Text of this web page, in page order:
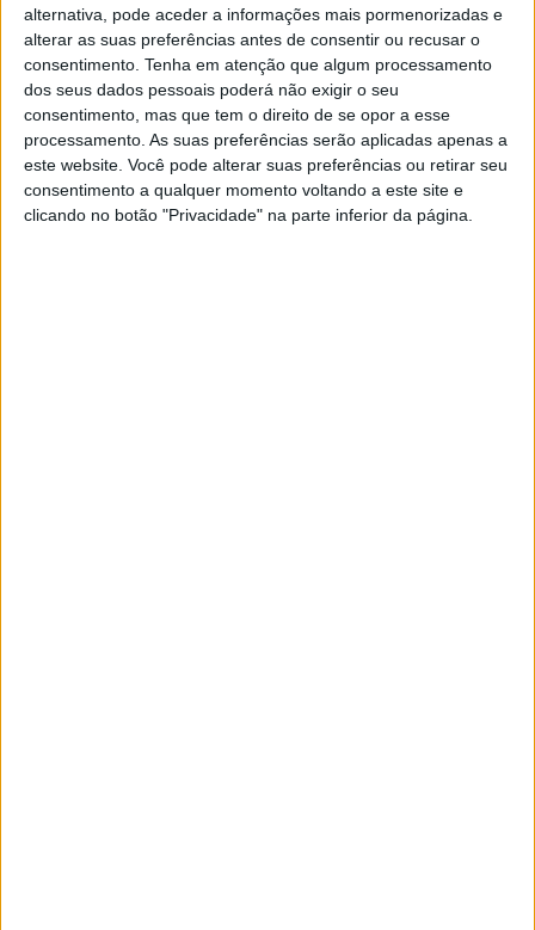
alternativa, pode aceder a informações mais pormenorizadas e
alterar as suas preferências antes de consentir ou recusar o
consentimento. Tenha em atenção que algum processamento
dos seus dados pessoais poderá não exigir o seu
consentimento, mas que tem o direito de se opor a esse
processamento. As suas preferências serão aplicadas apenas a
este website. Você pode alterar suas preferências ou retirar seu
consentimento a qualquer momento voltando a este site e
clicando no botão "Privacidade" na parte inferior da página.
POLÍTICA EXCLUSIVO
"Mergulho no tanque de Odemira?
Se fosse antes, sim. Agora, é melhor
não mergulhar em estruturas
ilegais..." José Luís Carneiro em
entrevista